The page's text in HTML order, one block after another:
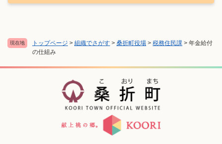
現在地 トップページ > 組織でさがす > 桑折町役場 > 税務住民課 > 年金給付
の仕組み